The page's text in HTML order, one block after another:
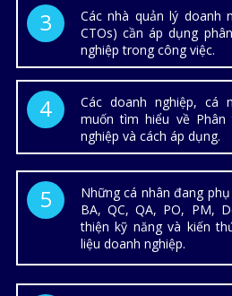
3
Các nhà quản lý doanh
CTOs) cần áp dụng
nghiệp trong công việc.
4
Các doanh nghiệp, cá
muốn tìm hiểu về
nghiệp và cách áp dụng.
5
Những cá nhân đang
BA, QC, QA, PO, PM,
thiện kỹ năng và kiến
liệu doanh nghiệp.